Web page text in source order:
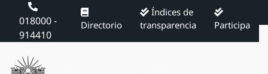
018000 -
914410
Directorio
Índices de
transparencia
Participa